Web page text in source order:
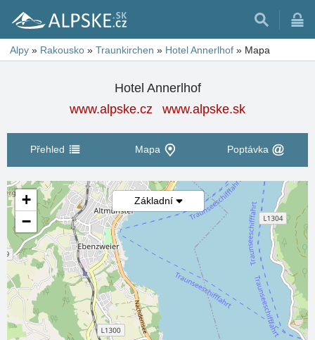
Alpy » Rakousko » Traunkirchen » Hotel Annerlhof » Mapa
Hotel Annerlhof
www.alpske.cz
www.alpske.sk
Přehled Mapa Poptávka
Základní
+
−